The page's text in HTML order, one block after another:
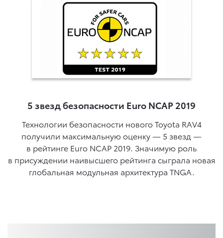
5 звезд безопасности Euro NCAP 2019
Технологии безопасности нового Toyota RAV4
получили максимальную оценку — 5 звезд —
в рейтинге Euro NCAP 2019. Значимую роль
в присуждении наивысшего рейтинга сыграла новая
глобальная модульная архитектура TNGA.